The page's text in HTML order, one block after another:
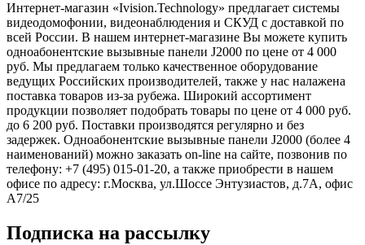
Интернет-магазин «Ivision.Technology» предлагает системы
видеодомофонии, видеонаблюдения и СКУД с доставкой по
всей России. В нашем интернет-магазине Вы можете купить
одноабонентские вызывные панели J2000 по цене от 4 000
руб. Мы предлагаем только качественное оборудование
ведущих Российских производителей, также у нас налажена
поставка товаров из-за рубежа. Широкий ассортимент
продукции позволяет подобрать товары по цене от 4 000 руб.
до 6 200 руб. Поставки производятся регулярно и без
задержек. Одноабонентские вызывные панели J2000 (более 4
наименований) можно заказать on-line на сайте, позвонив по
телефону: +7 (495) 015-01-20, а также приобрести в нашем
офисе по адресу: г.Москва, ул.Шоссе Энтузиастов, д.7А, офис
А7/25
Подписка на рассылку